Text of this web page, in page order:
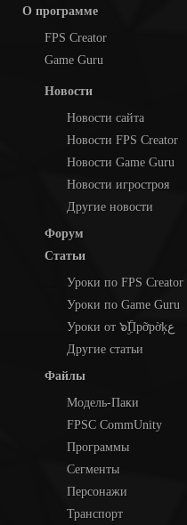
О программе
FPS Creator
Game Guru
Новости
Новости сайта
Новости FPS Creator
Новости Game Guru
Новости игростроя
Другие новости
Форум
Статьи
Уроки по FPS Creator
Уроки по Game Guru
Уроки от ๖ۣۜПpỡpờķع
Другие статьи
Файлы
Модель-Паки
FPSC CommUnity
Программы
Сегменты
Персонажи
Транспорт